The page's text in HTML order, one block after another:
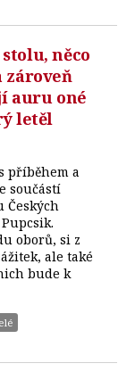
něco
zároveň
auru oné
letěl
příběhem a
součástí
Českých
oborů, si z
ale také
bude k